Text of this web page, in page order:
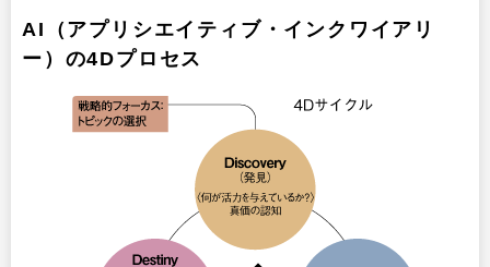
AI（アプリシエイティブ・インクワイアリ
ー）の4Dプロセス